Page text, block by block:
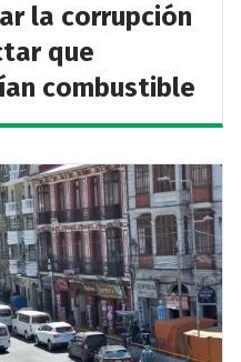
la corrupción
que
combustible